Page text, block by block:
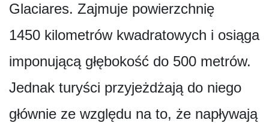
Glaciares. Zajmuje powierzchnię
1450 kilometrów kwadratowych i osiąga
imponującą głębokość do 500 metrów.
Jednak turyści przyjeżdżają do niego
głównie ze względu na to, że napływają